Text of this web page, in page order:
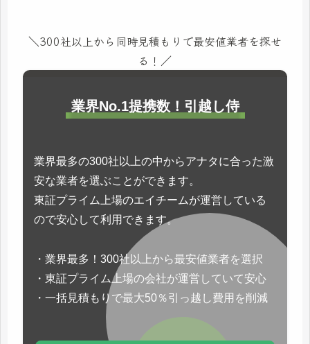
＼300社以上から同時見積もりで最安値業者を探せ
る！／
業界No.1提携数！引越し侍
業界最多の300社以上の中からアナタに合った激
安な業者を選ぶことができます。
東証プライム上場のエイチームが運営している
ので安心して利用できます。
・業界最多！300社以上から最安値業者を選択
・東証プライム上場の会社が運営していて安心
・一括見積もりで最大50％引っ越し費用を削減